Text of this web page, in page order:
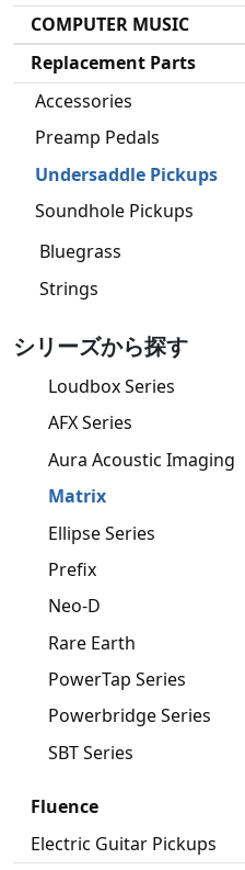
COMPUTER MUSIC
Replacement Parts
Accessories
Preamp Pedals
Undersaddle Pickups
Soundhole Pickups
Bluegrass
Strings
シリーズから探す
Loudbox Series
AFX Series
Aura Acoustic Imaging
Matrix
Ellipse Series
Prefix
Neo-D
Rare Earth
PowerTap Series
Powerbridge Series
SBT Series
Fluence
Electric Guitar Pickups